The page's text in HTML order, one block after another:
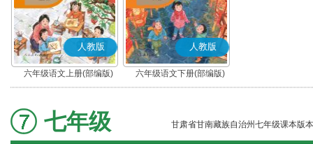
人教版
六年级语文上册(部编版)
人教版
六年级语文下册(部编版)
七年级 甘肃省甘南藏族自治州七年级课本版本